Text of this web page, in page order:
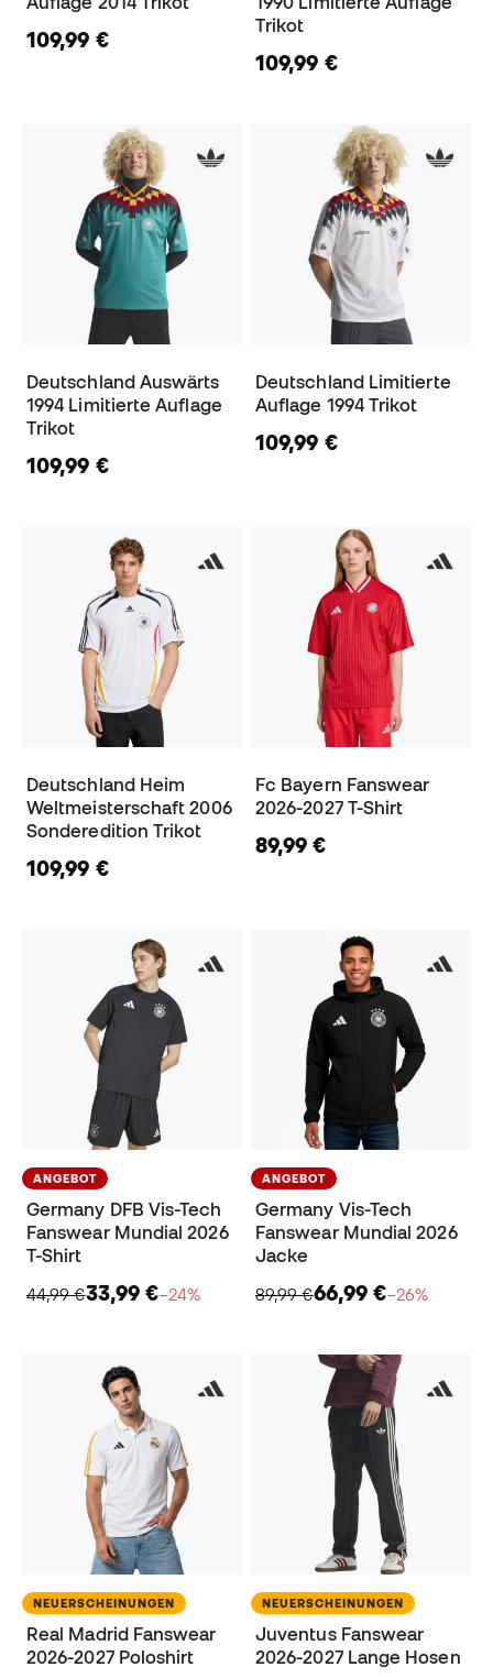
109,99 €
Trikot
109,99 €
Deutschland Auswärts
1994 Limitierte Auflage
Trikot
109,99 €
Deutschland Limitierte
Auflage 1994 Trikot
109,99 €
Deutschland Heim
Weltmeisterschaft 2006
Sonderedition Trikot
109,99 €
Fc Bayern Fanswear
2026-2027 T-Shirt
89,99 €
ANGEBOT
Germany DFB Vis-Tech
Fanswear Mundial 2026
T-Shirt
44,99 €33,99 €−24%
ANGEBOT
Germany Vis-Tech
Fanswear Mundial 2026
Jacke
89,99 €66,99 €−26%
NEUERSCHEINUNGEN
Real Madrid Fanswear
2026-2027 Poloshirt
NEUERSCHEINUNGEN
Juventus Fanswear
2026-2027 Lange Hosen